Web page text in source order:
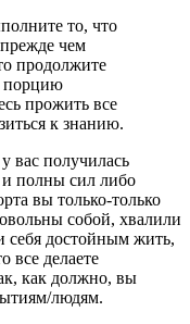
то, что
чем
продолжите
порцию
прожить все
к знанию.
вас получилась
полны сил либо
вы только-только
собой, хвалили
себя достойным жить,
все делаете
как должно, вы
людям.